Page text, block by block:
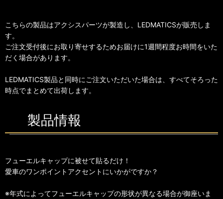
こちらの製品はアクシスパーツが製造し、LEDMATICSが販売しま
す。
ご注文受付後にお取り寄せするためお届けに1週間程度お時間をいた
だく場合があります。
LEDMATICS製品と同時にご注文いただいた場合は、すべてそろった
時点でまとめて出荷します。
製品情報
フューエルキャップに被せて貼るだけ！
愛車のワンポイントアクセントにいかがですか？
※年式によってフューエルキャップの形状が異なる場合が御座いま